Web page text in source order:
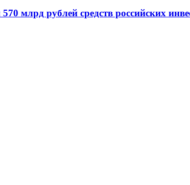
млрд рублей средств российских